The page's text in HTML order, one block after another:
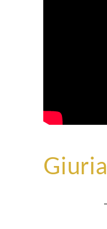
Giuria